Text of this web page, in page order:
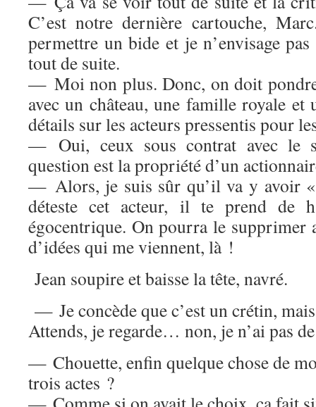
C’est notre dernière cartouche,
permettre un bide et je n’envisage
tout de suite.
— Moi non plus. Donc, on doit
avec un château, une famille royale et
détails sur les acteurs pressentis pour
— Oui, ceux sous contrat avec le
question est la propriété d’un
— Alors, je suis sûr qu’il va y avoir
déteste cet acteur, il te prend de
égocentrique. On pourra le supprimer
d’idées qui me viennent, là !
Jean soupire et baisse la tête, navré.
— Je concède que c’est un crétin,
Attends, je regarde… non, je n’ai pas
— Chouette, enfin quelque chose de
trois actes ?